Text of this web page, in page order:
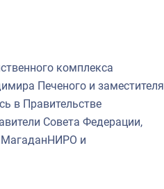
комплекса
Печеного и заместителя
в Правительстве
Совета Федерации,
МагаданНИРО и